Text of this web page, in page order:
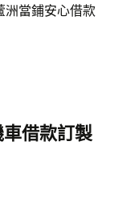
洲當鋪安心借款
借款訂製